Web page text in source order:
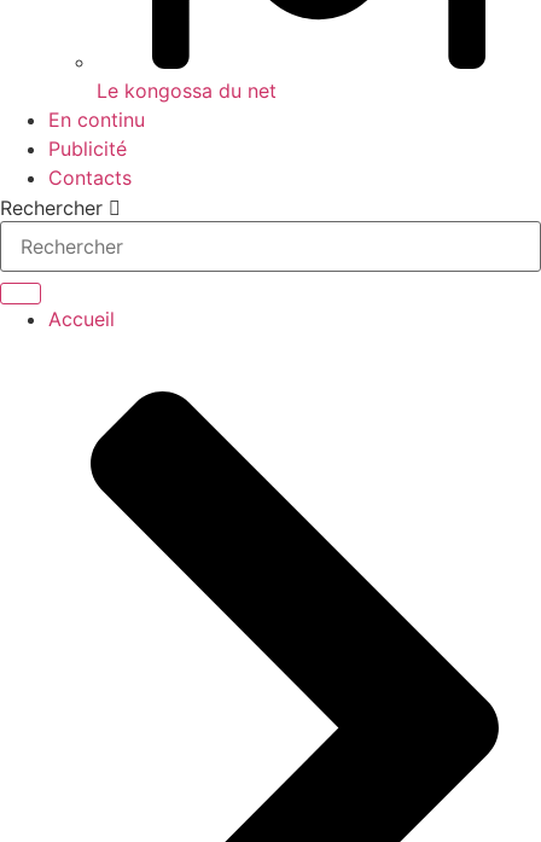
Le kongossa du net
En continu
Publicité
Contacts
Rechercher
Accueil